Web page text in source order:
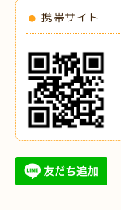
携帯サイト